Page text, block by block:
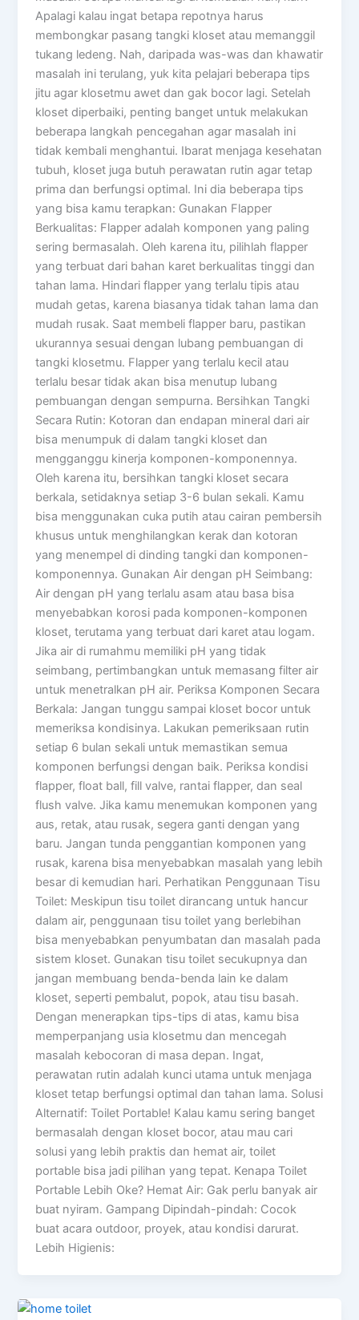
Apalagi kalau ingat betapa repotnya harus
membongkar pasang tangki kloset atau memanggil
tukang ledeng. Nah, daripada was-was dan khawatir
masalah ini terulang, yuk kita pelajari beberapa tips
jitu agar klosetmu awet dan gak bocor lagi. Setelah
kloset diperbaiki, penting banget untuk melakukan
beberapa langkah pencegahan agar masalah ini
tidak kembali menghantui. Ibarat menjaga kesehatan
tubuh, kloset juga butuh perawatan rutin agar tetap
prima dan berfungsi optimal. Ini dia beberapa tips
yang bisa kamu terapkan: Gunakan Flapper
Berkualitas: Flapper adalah komponen yang paling
sering bermasalah. Oleh karena itu, pilihlah flapper
yang terbuat dari bahan karet berkualitas tinggi dan
tahan lama. Hindari flapper yang terlalu tipis atau
mudah getas, karena biasanya tidak tahan lama dan
mudah rusak. Saat membeli flapper baru, pastikan
ukurannya sesuai dengan lubang pembuangan di
tangki klosetmu. Flapper yang terlalu kecil atau
terlalu besar tidak akan bisa menutup lubang
pembuangan dengan sempurna. Bersihkan Tangki
Secara Rutin: Kotoran dan endapan mineral dari air
bisa menumpuk di dalam tangki kloset dan
mengganggu kinerja komponen-komponennya.
Oleh karena itu, bersihkan tangki kloset secara
berkala, setidaknya setiap 3-6 bulan sekali. Kamu
bisa menggunakan cuka putih atau cairan pembersih
khusus untuk menghilangkan kerak dan kotoran
yang menempel di dinding tangki dan komponen-
komponennya. Gunakan Air dengan pH Seimbang:
Air dengan pH yang terlalu asam atau basa bisa
menyebabkan korosi pada komponen-komponen
kloset, terutama yang terbuat dari karet atau logam.
Jika air di rumahmu memiliki pH yang tidak
seimbang, pertimbangkan untuk memasang filter air
untuk menetralkan pH air. Periksa Komponen Secara
Berkala: Jangan tunggu sampai kloset bocor untuk
memeriksa kondisinya. Lakukan pemeriksaan rutin
setiap 6 bulan sekali untuk memastikan semua
komponen berfungsi dengan baik. Periksa kondisi
flapper, float ball, fill valve, rantai flapper, dan seal
flush valve. Jika kamu menemukan komponen yang
aus, retak, atau rusak, segera ganti dengan yang
baru. Jangan tunda penggantian komponen yang
rusak, karena bisa menyebabkan masalah yang lebih
besar di kemudian hari. Perhatikan Penggunaan Tisu
Toilet: Meskipun tisu toilet dirancang untuk hancur
dalam air, penggunaan tisu toilet yang berlebihan
bisa menyebabkan penyumbatan dan masalah pada
sistem kloset. Gunakan tisu toilet secukupnya dan
jangan membuang benda-benda lain ke dalam
kloset, seperti pembalut, popok, atau tisu basah.
Dengan menerapkan tips-tips di atas, kamu bisa
memperpanjang usia klosetmu dan mencegah
masalah kebocoran di masa depan. Ingat,
perawatan rutin adalah kunci utama untuk menjaga
kloset tetap berfungsi optimal dan tahan lama. Solusi
Alternatif: Toilet Portable! Kalau kamu sering banget
bermasalah dengan kloset bocor, atau mau cari
solusi yang lebih praktis dan hemat air, toilet
portable bisa jadi pilihan yang tepat. Kenapa Toilet
Portable Lebih Oke? Hemat Air: Gak perlu banyak air
buat nyiram. Gampang Dipindah-pindah: Cocok
buat acara outdoor, proyek, atau kondisi darurat.
Lebih Higienis: